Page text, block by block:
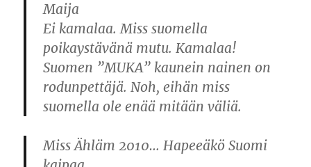
Maija
Ei kamalaa. Miss suomella
poikaystävänä mutu. Kamalaa!
Suomen ”MUKA” kaunein nainen on
rodunpettäjä. Noh, eihän miss
suomella ole enää mitään väliä.
Miss Ähläm 2010… Hapeeäkö Suomi